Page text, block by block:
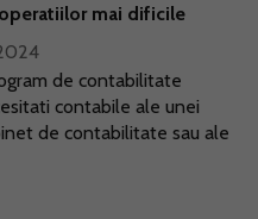
mai dificile
de contabilitate
contabile ale unei
de contabilitate sau ale